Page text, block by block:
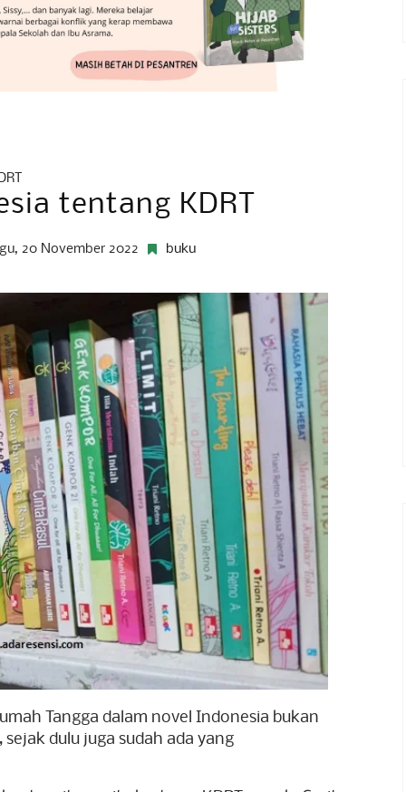
tentang KDRT
20 November 2022 buku
Tangga dalam novel Indonesia bukan
dulu juga sudah ada yang